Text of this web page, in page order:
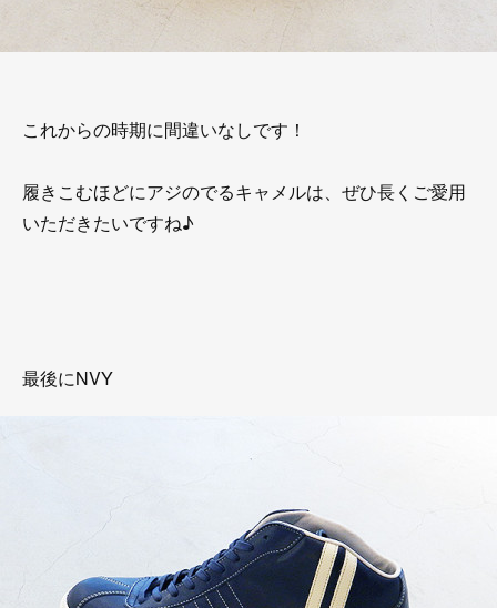
これからの時期に間違いなしです！
履きこむほどにアジのでるキャメルは、ぜひ長くご愛用
いただきたいですね♪
最後にNVY